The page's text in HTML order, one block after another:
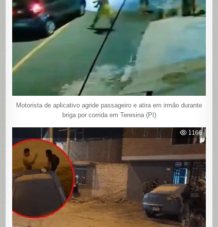
Motorista de aplicativo agride passageiro e atira em irmão durante
briga por corrida em Teresina (PI)
1166